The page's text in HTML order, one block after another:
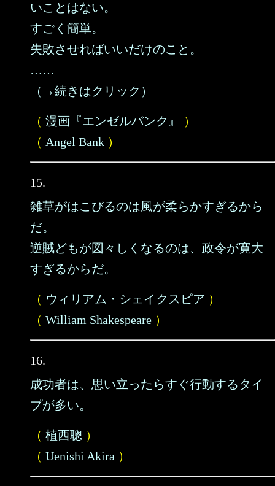
いことはない。
すごく簡単。
失敗させればいいだけのこと。
……
（→続きはクリック）
（ 漫画『エンゼルバンク』
）
（ Angel Bank ）
15.
雑草がはこびるのは風が柔らかすぎるから
だ。
逆賊どもが図々しくなるのは、政令が寛大
すぎるからだ。
（ ウィリアム・シェイクスピア ）
（ William Shakespeare ）
16.
成功者は、思い立ったらすぐ行動するタイ
プが多い。
（ 植西聰 ）
（ Uenishi Akira ）